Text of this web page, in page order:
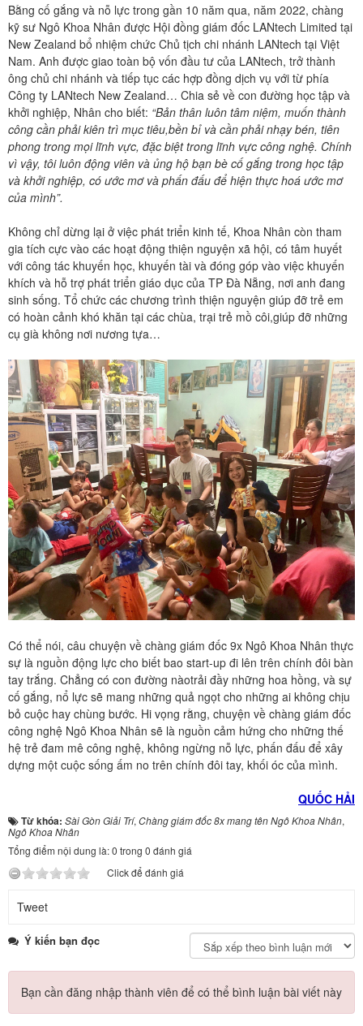
Bằng cố gắng và nỗ lực trong gần 10 năm qua, năm 2022, chàng
kỹ sư Ngô Khoa Nhân được Hội đồng giám đốc LANtech Limited tại
New Zealand bổ nhiệm chức Chủ tịch chi nhánh LANtech tại Việt
Nam. Anh được giao toàn bộ vốn đầu tư của LANtech, trở thành
ông chủ chi nhánh và tiếp tục các hợp đồng dịch vụ với từ phía
Công ty LANtech New Zealand… Chia sẻ về con đường học tập và
khởi nghiệp, Nhân cho biết: “Bản thân luôn tâm niệm, muốn thành
công cần phải kiên trì mục tiêu,bền bỉ và cần phải nhạy bén, tiên
phong trong mọi lĩnh vực, đặc biệt trong lĩnh vực công nghệ. Chính
vì vậy, tôi luôn động viên và ủng hộ bạn bè cố gắng trong học tập
và khởi nghiệp, có ước mơ và phấn đấu để hiện thực hoá ước mơ
của mình”.
Không chỉ dừng lại ở việc phát triển kinh tế, Khoa Nhân còn tham
gia tích cực vào các hoạt động thiện nguyện xã hội, có tâm huyết
với công tác khuyến học, khuyến tài và đóng góp vào việc khuyến
khích và hỗ trợ phát triển giáo dục của TP Đà Nẵng, nơi anh đang
sinh sống. Tổ chức các chương trình thiện nguyện giúp đỡ trẻ em
có hoàn cảnh khó khăn tại các chùa, trại trẻ mồ côi,giúp đỡ những
cụ già không nơi nương tựa…
Có thể nói, câu chuyện về chàng giám đốc 9x Ngô Khoa Nhân thực
sự là nguồn động lực cho biết bao start-up đi lên trên chính đôi bàn
tay trắng. Chẳng có con đường nàotrải đầy những hoa hồng, và sự
cố gắng, nổ lực sẽ mang những quả ngọt cho những ai không chịu
bỏ cuộc hay chùng bước. Hi vọng rằng, chuyện về chàng giám đốc
công nghệ Ngô Khoa Nhân sẽ là nguồn cảm hứng cho những thế
hệ trẻ đam mê công nghệ, không ngừng nỗ lực, phấn đấu để xây
dựng một cuộc sống ấm no trên chính đôi tay, khối óc của mình.
QUỐC HẢI
Từ khóa: Sài Gòn Giải Trí, Chàng giám đốc 8x mang tên Ngô Khoa Nhân,
Ngô Khoa Nhân
Tổng điểm nội dung là: 0 trong 0 đánh giá
Click để đánh giá
Tweet
Ý kiến bạn đọc
Bạn cần đăng nhập thành viên để có thể bình luận bài viết này